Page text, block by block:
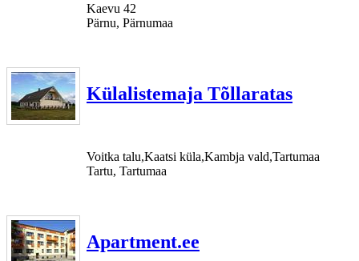
Kaevu 42
Pärnu, Pärnumaa
Külalistemaja Tõllaratas
Voitka talu,Kaatsi küla,Kambja vald,Tartumaa
Tartu, Tartumaa
Apartment.ee